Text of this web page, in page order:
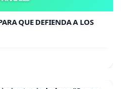
QUE DEFIENDA A LOS